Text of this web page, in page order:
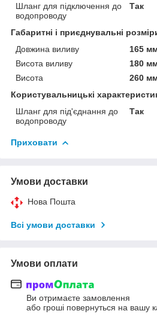
Шланг для підключення до
водопроводу
Так
Габаритні і приєднувальні
Довжина виливу
165
Висота виливу
180
Висота
260
Користувальницькі
Шланг для під'єднання до
водопроводу
Так
Приховати
Умови доставки
Нова Пошта
Всі умови доставки
Умови оплати
Ви отримаєте замовлення
або гроші повернуться на вашу